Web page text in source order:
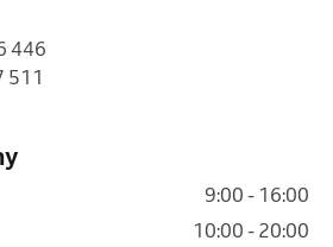
446
511
9:00 - 16:00
10:00 - 20:00